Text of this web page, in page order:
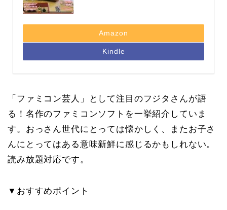
Amazon
Kindle
「ファミコン芸人」として注目のフジタさんが語
る！名作のファミコンソフトを一挙紹介していま
す。おっさん世代にとっては懐かしく、またお子さ
んにとってはある意味新鮮に感じるかもしれない。
読み放題対応です。
▼おすすめポイント